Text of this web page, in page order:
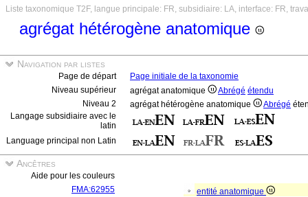
Liste taxonomique T2F, langue principale: FR, subsidiaire: LA, interface: FR,
agrégat hétérogène anatomique
Navigation par listes
Page de départ
Page initiale de la taxonomie
Niveau supérieur
agrégat anatomique Abrégé étendu
Niveau 2
agrégat hétérogène anatomique Abrégé
Langage subsidiaire avec le
latin
Language principal non Latin
Ancêtres
Aide pour les couleurs
FMA:62955
entité anatomique